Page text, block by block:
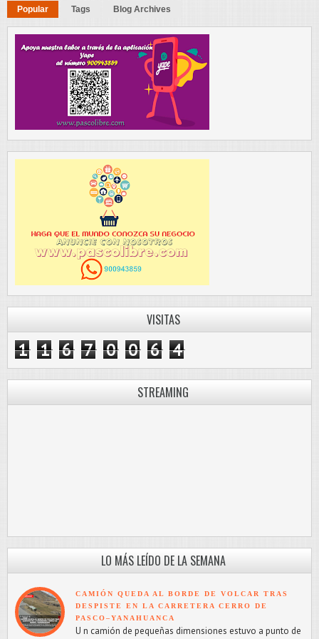
Popular Tags Blog Archives
VISITAS
1 1 6 7 0 0 6 4
STREAMING
LO MÁS LEÍDO DE LA SEMANA
CAMIÓN QUEDA AL BORDE DE VOLCAR TRAS
DESPISTE EN LA CARRETERA CERRO DE
PASCO–YANAHUANCA
U n camión de pequeñas dimensiones estuvo a punto de